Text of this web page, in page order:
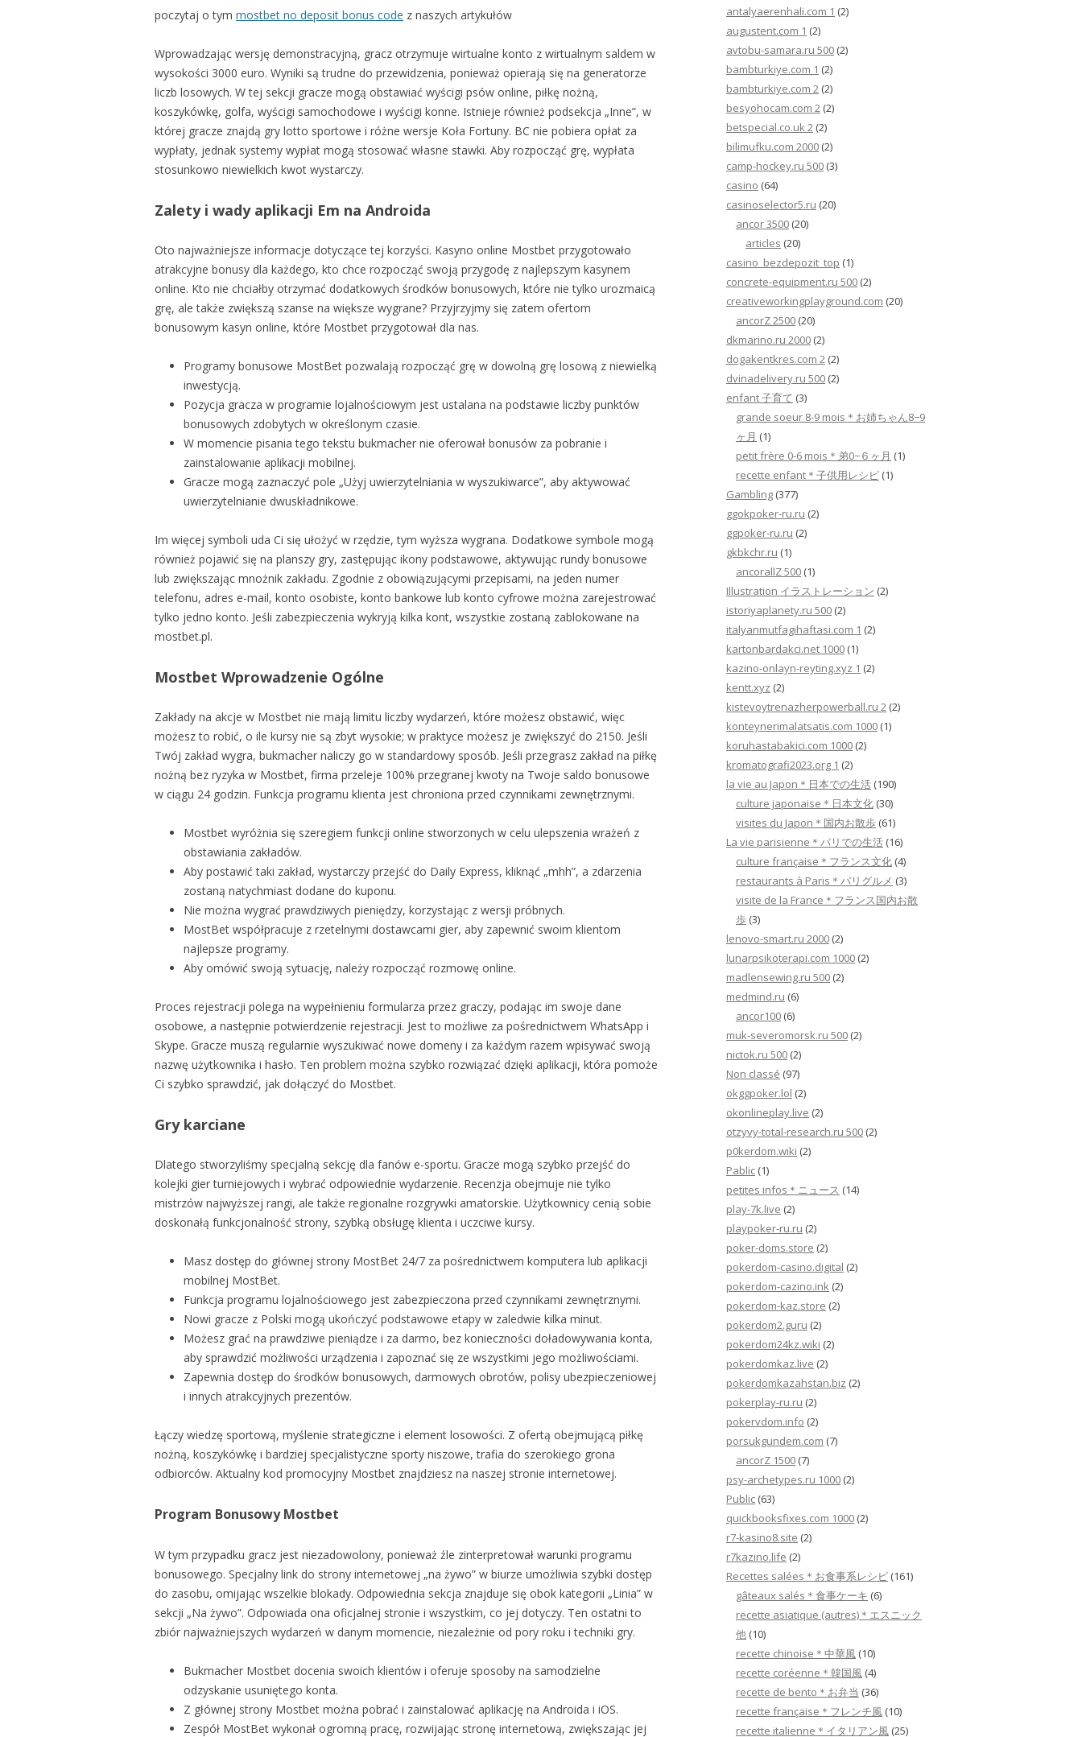
poczytaj o tym mostbet no deposit bonus code z naszych artykułów
Wprowadzając wersję demonstracyjną, gracz otrzymuje wirtualne konto z wirtualnym saldem w
wysokości 3000 euro. Wyniki są trudne do przewidzenia, ponieważ opierają się na generatorze
liczb losowych. W tej sekcji gracze mogą obstawiać wyścigi psów online, piłkę nożną,
koszykówkę, golfa, wyścigi samochodowe i wyścigi konne. Istnieje również podsekcja „Inne”, w
której gracze znajdą gry lotto sportowe i różne wersje Koła Fortuny. BC nie pobiera opłat za
wypłaty, jednak systemy wypłat mogą stosować własne stawki. Aby rozpocząć grę, wypłata
stosunkowo niewielkich kwot wystarczy.
Zalety i wady aplikacji Em na Androida
Oto najważniejsze informacje dotyczące tej korzyści. Kasyno online Mostbet przygotowało
atrakcyjne bonusy dla każdego, kto chce rozpocząć swoją przygodę z najlepszym kasynem
online. Kto nie chciałby otrzymać dodatkowych środków bonusowych, które nie tylko urozmaicą
grę, ale także zwiększą szanse na większe wygrane? Przyjrzyjmy się zatem ofertom
bonusowym kasyn online, które Mostbet przygotował dla nas.
Programy bonusowe MostBet pozwalają rozpocząć grę w dowolną grę losową z niewielką
inwestycją.
Pozycja gracza w programie lojalnościowym jest ustalana na podstawie liczby punktów
bonusowych zdobytych w określonym czasie.
W momencie pisania tego tekstu bukmacher nie oferował bonusów za pobranie i
zainstalowanie aplikacji mobilnej.
Gracze mogą zaznaczyć pole „Użyj uwierzytelniania w wyszukiwarce”, aby aktywować
uwierzytelnianie dwuskładnikowe.
Im więcej symboli uda Ci się ułożyć w rzędzie, tym wyższa wygrana. Dodatkowe symbole mogą
również pojawić się na planszy gry, zastępując ikony podstawowe, aktywując rundy bonusowe
lub zwiększając mnożnik zakładu. Zgodnie z obowiązującymi przepisami, na jeden numer
telefonu, adres e-mail, konto osobiste, konto bankowe lub konto cyfrowe można zarejestrować
tylko jedno konto. Jeśli zabezpieczenia wykryją kilka kont, wszystkie zostaną zablokowane na
mostbet.pl.
Mostbet Wprowadzenie Ogólne
Zakłady na akcje w Mostbet nie mają limitu liczby wydarzeń, które możesz obstawić, więc
możesz to robić, o ile kursy nie są zbyt wysokie; w praktyce możesz je zwiększyć do 2150. Jeśli
Twój zakład wygra, bukmacher naliczy go w standardowy sposób. Jeśli przegrasz zakład na piłkę
nożną bez ryzyka w Mostbet, firma przeleje 100% przegranej kwoty na Twoje saldo bonusowe
w ciągu 24 godzin. Funkcja programu klienta jest chroniona przed czynnikami zewnętrznymi.
Mostbet wyróżnia się szeregiem funkcji online stworzonych w celu ulepszenia wrażeń z
obstawiania zakładów.
Aby postawić taki zakład, wystarczy przejść do Daily Express, kliknąć „mhh”, a zdarzenia
zostaną natychmiast dodane do kuponu.
Nie można wygrać prawdziwych pieniędzy, korzystając z wersji próbnych.
MostBet współpracuje z rzetelnymi dostawcami gier, aby zapewnić swoim klientom
najlepsze programy.
Aby omówić swoją sytuację, należy rozpocząć rozmowę online.
Proces rejestracji polega na wypełnieniu formularza przez graczy, podając im swoje dane
osobowe, a następnie potwierdzenie rejestracji. Jest to możliwe za pośrednictwem WhatsApp i
Skype. Gracze muszą regularnie wyszukiwać nowe domeny i za każdym razem wpisywać swoją
nazwę użytkownika i hasło. Ten problem można szybko rozwiązać dzięki aplikacji, która pomoże
Ci szybko sprawdzić, jak dołączyć do Mostbet.
Gry karciane
Dlatego stworzyliśmy specjalną sekcję dla fanów e-sportu. Gracze mogą szybko przejść do
kolejki gier turniejowych i wybrać odpowiednie wydarzenie. Recenzja obejmuje nie tylko
mistrzów najwyższej rangi, ale także regionalne rozgrywki amatorskie. Użytkownicy cenią sobie
doskonałą funkcjonalność strony, szybką obsługę klienta i uczciwe kursy.
Masz dostęp do głównej strony MostBet 24/7 za pośrednictwem komputera lub aplikacji
mobilnej MostBet.
Funkcja programu lojalnościowego jest zabezpieczona przed czynnikami zewnętrznymi.
Nowi gracze z Polski mogą ukończyć podstawowe etapy w zaledwie kilka minut.
Możesz grać na prawdziwe pieniądze i za darmo, bez konieczności doładowywania konta,
aby sprawdzić możliwości urządzenia i zapoznać się ze wszystkimi jego możliwościami.
Zapewnia dostęp do środków bonusowych, darmowych obrotów, polisy ubezpieczeniowej
i innych atrakcyjnych prezentów.
Łączy wiedzę sportową, myślenie strategiczne i element losowości. Z ofertą obejmującą piłkę
nożną, koszykówkę i bardziej specjalistyczne sporty niszowe, trafia do szerokiego grona
odbiorców. Aktualny kod promocyjny Mostbet znajdziesz na naszej stronie internetowej.
Program Bonusowy Mostbet
W tym przypadku gracz jest niezadowolony, ponieważ źle zinterpretował warunki programu
bonusowego. Specjalny link do strony internetowej „na żywo” w biurze umożliwia szybki dostęp
do zasobu, omijając wszelkie blokady. Odpowiednia sekcja znajduje się obok kategorii „Linia” w
sekcji „Na żywo”. Odpowiada ona oficjalnej stronie i wszystkim, co jej dotyczy. Ten ostatni to
zbiór najważniejszych wydarzeń w danym momencie, niezależnie od pory roku i techniki gry.
Bukmacher Mostbet docenia swoich klientów i oferuje sposoby na samodzielne
odzyskanie usuniętego konta.
Z głównej strony Mostbet można pobrać i zainstalować aplikację na Androida i iOS.
Zespół MostBet wykonał ogromną pracę, rozwijając stronę internetową, zwiększając jej
antalyaerenhali.com 1 (2)
augustent.com 1 (2)
avtobu-samara.ru 500 (2)
bambturkiye.com 1 (2)
bambturkiye.com 2 (2)
besyohocam.com 2 (2)
betspecial.co.uk 2 (2)
bilimufku.com 2000 (2)
camp-hockey.ru 500 (3)
casino (64)
casinoselector5.ru (20)
ancor 3500 (20)
articles (20)
casino_bezdepozit_top (1)
concrete-equipment.ru 500 (2)
creativeworkingplayground.com (20)
ancorZ 2500 (20)
dkmarino.ru 2000 (2)
dogakentkres.com 2 (2)
dvinadelivery.ru 500 (2)
enfant 子育て (3)
grande soeur 8-9 mois＊お姉ちゃん8−9
ヶ月 (1)
petit frère 0-6 mois＊弟0−６ヶ月 (1)
recette enfant＊子供用レシピ (1)
Gambling (377)
ggokpoker-ru.ru (2)
ggpoker-ru.ru (2)
gkbkchr.ru (1)
ancorallZ 500 (1)
Illustration イラストレーション (2)
istoriyaplanety.ru 500 (2)
italyanmutfagihaftasi.com 1 (2)
kartonbardakci.net 1000 (1)
kazino-onlayn-reyting.xyz 1 (2)
kentt.xyz (2)
kistevoytrenazherpowerball.ru 2 (2)
konteynerimalatsatis.com 1000 (1)
koruhastabakici.com 1000 (2)
kromatografi2023.org 1 (2)
la vie au Japon＊日本での生活 (190)
culture japonaise＊日本文化 (30)
visites du Japon＊国内お散歩 (61)
La vie parisienne＊パリでの生活 (16)
culture française＊フランス文化 (4)
restaurants à Paris＊パリグルメ (3)
visite de la France＊フランス国内お散
歩 (3)
lenovo-smart.ru 2000 (2)
lunarpsikoterapi.com 1000 (2)
madlensewing.ru 500 (2)
medmind.ru (6)
ancor100 (6)
muk-severomorsk.ru 500 (2)
nictok.ru 500 (2)
Non classé (97)
okggpoker.lol (2)
okonlineplay.live (2)
otzyvy-total-research.ru 500 (2)
p0kerdom.wiki (2)
Pablic (1)
petites infos＊ニュース (14)
play-7k.live (2)
playpoker-ru.ru (2)
poker-doms.store (2)
pokerdom-casino.digital (2)
pokerdom-cazino.ink (2)
pokerdom-kaz.store (2)
pokerdom2.guru (2)
pokerdom24kz.wiki (2)
pokerdomkaz.live (2)
pokerdomkazahstan.biz (2)
pokerplay-ru.ru (2)
pokervdom.info (2)
porsukgundem.com (7)
ancorZ 1500 (7)
psy-archetypes.ru 1000 (2)
Public (63)
quickbooksfixes.com 1000 (2)
r7-kasino8.site (2)
r7kazino.life (2)
Recettes salées＊お食事系レシピ (161)
gâteaux salés＊食事ケーキ (6)
recette asiatique (autres)＊エスニック
他 (10)
recette chinoise＊中華風 (10)
recette coréenne＊韓国風 (4)
recette de bento＊お弁当 (36)
recette française＊フレンチ風 (10)
recette italienne＊イタリアン風 (25)